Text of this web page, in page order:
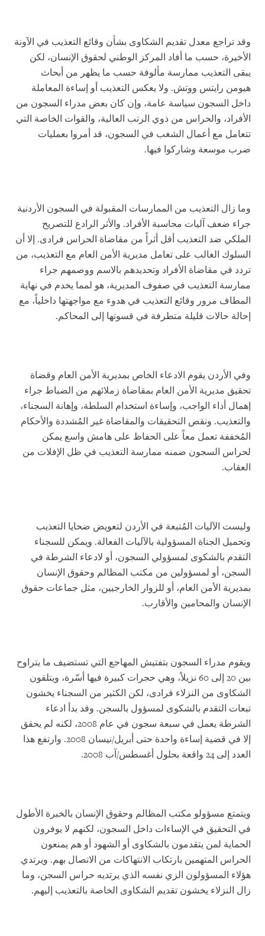
وقد تراجع معدل تقديم الشكاوى بشأن وقائع التعذيب في الآونة
الأخيرة، حسب ما أفاد المركز الوطني لحقوق الإنسان، لكن
يبقى التعذيب ممارسة مألوفة حسب ما يظهر من أبحاث
هيومن رايتس ووتش. ولا يعكس التعذيب أو إساءة المعاملة
داخل السجون سياسة عامة، وإن كان بعض مدراء السجون من
الأفراد، والحراس من ذوي الرتب العالية، والقوات الخاصة التي
تتعامل مع أعمال الشغب في السجون، قد أمروا بعمليات
ضرب موسعة وشاركوا فيها.
وما زال التعذيب من الممارسات المقبولة في السجون الأردنية
جراء ضعف آليات محاسبة الأفراد. والأثر الرادع للتصريح
الملكي ضد التعذيب أقل أثراً من مقاضاة الحراس فرادى. إلا أن
السلوك الغالب على تعامل مديرية الأمن العام مع التعذيب، من
تردد في مقاضاة الأفراد وتحديدهم بالاسم ووصمهم جراء
ممارسة التعذيب في صفوف المديرية، هو لمما يخدم في نهاية
المطاف مرور وقائع التعذيب في هدوء مع مواجهتها داخلياً، مع
إحالة حالات قليلة متطرفة في قسوتها إلى المحاكم.
وفي الأردن يقوم الادعاء الخاص بمديرية الأمن العام وقضاة
تحقيق مديرية الأمن العام بمقاضاة زملائهم من الضباط جراء
إهمال أداء الواجب، وإساءة استخدام السلطة، وإهانة السجناء،
والتعذيب. ونقص التحقيقات والمقاضاة غير المُشددة والأحكام
المُخففة تعمل معاً على الحفاظ على هامش واسع يمكن
لحراس السجون ضمنه ممارسة التعذيب في ظل الإفلات من
العقاب.
وليست الآليات المُتبعة في الأردن لتعويض ضحايا التعذيب
وتحميل الجناة المسؤولية بالآليات الفعالة. ويمكن للسجناء
التقدم بالشكوى لمسؤولي السجون، أو لادعاء الشرطة في
السجن، أو لمسؤولين من مكتب المظالم وحقوق الإنسان
بمديرية الأمن العام، أو للزوار الخارجيين، مثل جماعات حقوق
الإنسان والمحامين والأقارب.
ويقوم مدراء السجون بتفتيش المهاجع التي تستضيف ما يتراوح
بين 20 إلى 60 نزيلاً، وهي حجرات كبيرة فيها أسّرة، ويتلقون
الشكاوى من النزلاء فرادى، لكن الكثير من السجناء يخشون
تبعات التقدم بالشكوى لمسؤول بالسجن. وقد بدأ ادعاء
الشرطة يعمل في سبعة سجون في عام 2008، لكنه لم يحقق
إلا في قضية إساءة واحدة حتى أبريل/نيسان 2008. وارتفع هذا
العدد إلى 24 واقعة بحلول أغسطس/آب 2008.
ويتمتع مسؤولو مكتب المظالم وحقوق الإنسان بالخبرة الأطول
في التحقيق في الإساءات داخل السجون، لكنهم لا يوفرون
الحماية لمن يتقدمون بالشكاوى أو الشهود أو هم يمنعون
الحراس المتهمين بارتكاب الانتهاكات من الاتصال بهم. ويرتدي
هؤلاء المسؤولون الزي نفسه الذي يرتديه حراس السجن، وما
زال النزلاء يخشون تقديم الشكاوى الخاصة بالتعذيب إليهم.